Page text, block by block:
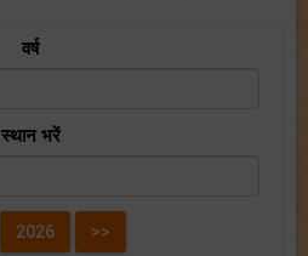
वर्ष
स्थान भरें